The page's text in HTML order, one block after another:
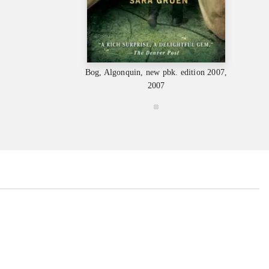
Bog, Algonquin, new pbk. edition 2007,
2007